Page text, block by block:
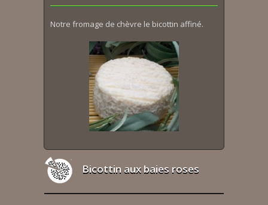
Notre fromage de chèvre le bicottin affiné.
Bicottin aux baies roses